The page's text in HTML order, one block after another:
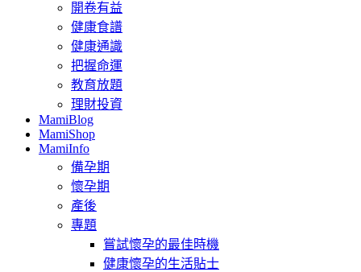
開卷有益
健康食譜
健康通識
把握命運
教育放題
理財投資
MamiBlog
MamiShop
MamiInfo
備孕期
懷孕期
產後
專題
嘗試懷孕的最佳時機
健康懷孕的生活貼士